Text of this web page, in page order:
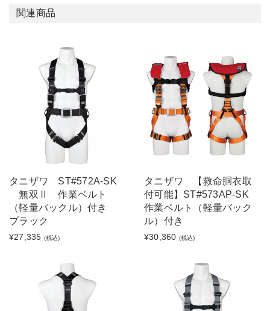
関連商品
タニザワ ST#572A-SK
無双Ⅱ 作業ベルト
（軽量バックル）付き
ブラック
¥27,335 (税込)
タニザワ 【救命胴衣取
付可能】ST#573AP-SK
作業ベルト（軽量バック
ル）付き
¥30,360 (税込)